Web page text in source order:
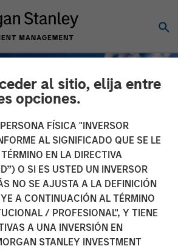
al sitio, elija entre
opciones.
FÍSICA "INVERSOR
AL SIGNIFICADO QUE SE LE
EN LA DIRECTIVA
O SI ES USTED UN INVERSOR
NO SE AJUSTA A LA DEFINICIÓN
A CONTINUACIÓN AL TÉRMINO
/ PROFESIONAL", Y TIENE
A UNA INVERSIÓN EN
STANLEY INVESTMENT
BULLETIN INSIGHTS